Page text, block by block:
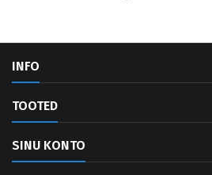
INFO
TOOTED
SINU KONTO